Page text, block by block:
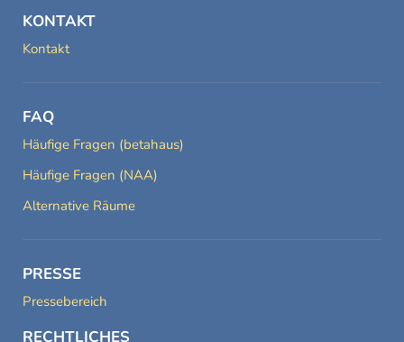
KONTAKT
Kontakt
FAQ
Häufige Fragen (betahaus)
Häufige Fragen (NAA)
Alternative Räume
PRESSE
Pressebereich
RECHTLICHES